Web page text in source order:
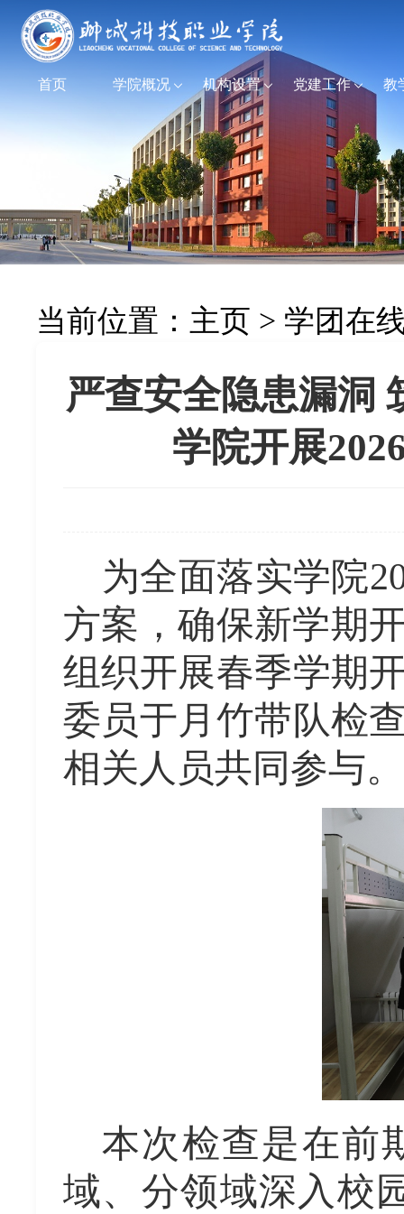
首页 学院概况 机构设置 党建工作 教
当前位置： 主页 > 学团在
严查安全隐患漏
学院开展
为全面落实学院
方案，确保新学期
组织开展春季学期
委员于月竹带队检
相关人员共同参与。
本次检查是在前
域、分领域深入校